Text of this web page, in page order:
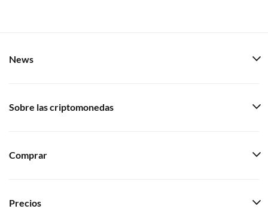
News
Sobre las criptomonedas
Comprar
Precios